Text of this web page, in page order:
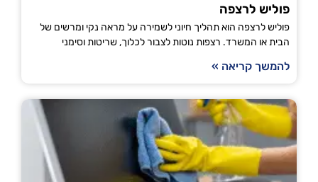
פוליש לרצפה
פוליש לרצפה הוא תהליך חיוני לשמירה על מראה נקי ומרשים של
הבית או המשרד. רצפות נוטות לצבור לכלוך, שריטות וסימני
להמשך קריאה »